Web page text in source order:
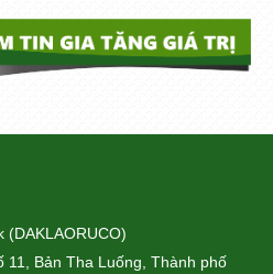
(DAKLAORUCO)
11, Bản Tha Luống, Thành phố